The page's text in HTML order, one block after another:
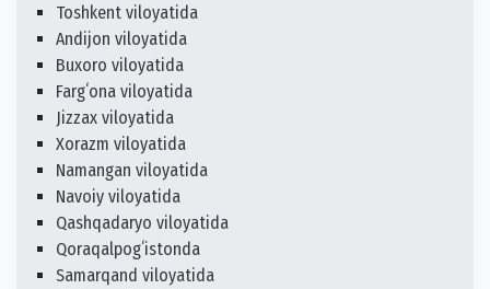
Toshkent viloyatida
Andijon viloyatida
Buxoro viloyatida
Fargʻona viloyatida
Jizzax viloyatida
Xorazm viloyatida
Namangan viloyatida
Navoiy viloyatida
Qashqadaryo viloyatida
Qoraqalpogʻistonda
Samarqand viloyatida